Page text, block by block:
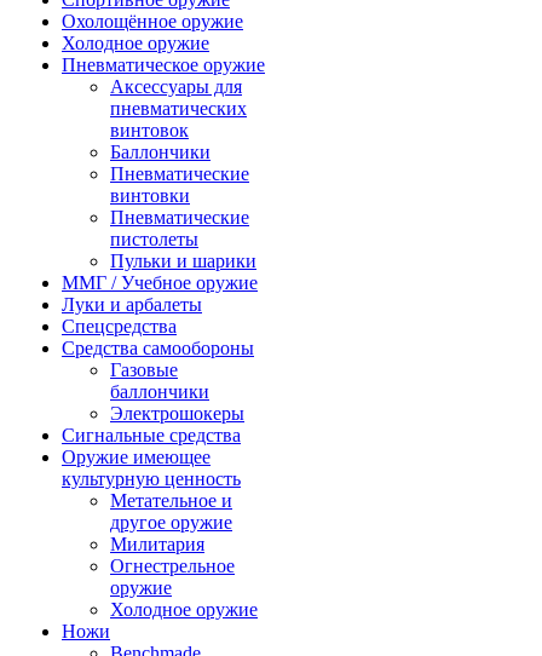
Охолощённое оружие
Холодное оружие
Пневматическое оружие
Аксессуары для
пневматических
винтовок
Баллончики
Пневматические
винтовки
Пневматические
пистолеты
Пульки и шарики
ММГ / Учебное оружие
Луки и арбалеты
Спецсредства
Средства самообороны
Газовые
баллончики
Электрошокеры
Сигнальные средства
Оружие имеющее
культурную ценность
Метательное и
другое оружие
Милитария
Огнестрельное
оружие
Холодное оружие
Ножи